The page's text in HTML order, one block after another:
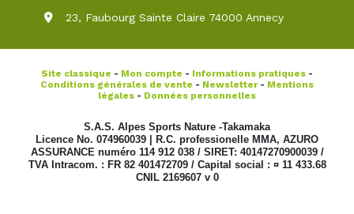
23, Faubourg Sainte Claire 74000 Annecy
Site classique - Mon compte - Informations pratiques -
Conditions générales de vente - Newsletter- Mentions
légales - Données personnelles
S.A.S. Alpes Sports Nature -Takamaka
Licence No. 074960039 | R.C. professionelle MMA, AZURO
ASSURANCE numéro 114 912 038 / SIRET: 40147270900039 /
TVA Intracom. : FR 82 401472709 / Capital social : ¤ 11 433.68
CNIL 2169607 v 0